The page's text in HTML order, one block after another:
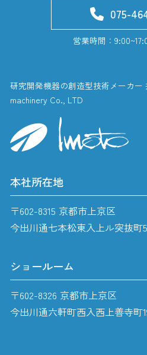
075-
営業時間：
研究開発機器の創造型技術メーカ
machinery Co., LTD
本社所在地
〒602-8315 京都市上京区
今出川通七本松東入上ル突抜町
ショールーム
〒602-8326 京都市上京区
今出川通六軒町西入西上善寺町